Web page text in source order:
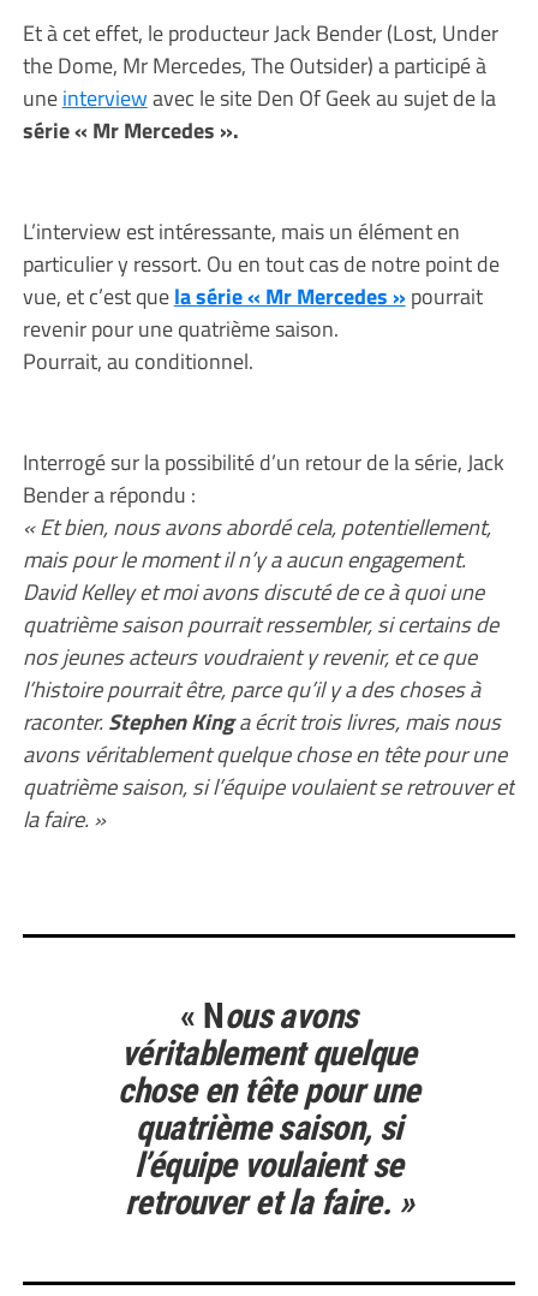
Et à cet effet, le producteur Jack Bender (Lost, Under
the Dome, Mr Mercedes, The Outsider) a participé à
uneinterviewavec le site Den Of Geek au sujet de la
série « Mr Mercedes ».
L’interview est intéressante, mais un élément en
particulier y ressort. Ou en tout cas de notre point de
vue, et c’est quela série « Mr Mercedes »pourrait
revenir pour une quatrième saison.
Pourrait, au conditionnel.
Interrogé sur la possibilité d’un retour de la série, Jack
Bender a répondu :
« Et bien, nous avons abordé cela, potentiellement,
mais pour le moment il n’y a aucun engagement.
David Kelley et moi avons discuté de ce à quoi une
quatrième saison pourrait ressembler, si certains de
nos jeunes acteurs voudraient y revenir, et ce que
l’histoire pourrait être, parce qu’il y a des choses à
raconter.Stephen Kinga écrit trois livres, mais nous
avons véritablement quelque chose en tête pour une
quatrième saison, si l’équipe voulaient se retrouver et
la faire. »
« Nous avons
véritablement quelque
chose en tête pour une
quatrième saison, si
l’équipe voulaient se
retrouver et la faire. »